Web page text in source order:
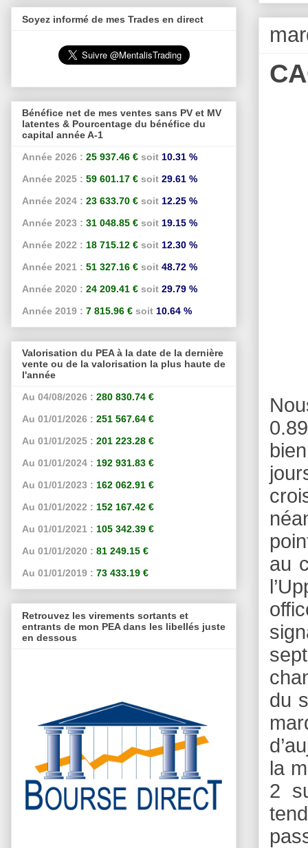
au
du
la
2
Soyez informé de mes Trades en direct
Bénéfice net de mes ventes sans PV et MV
latentes & Pourcentage du bénéfice du
capital année A-1
Année 2026 : 25 937.46 € soit 10.31 %
Année 2025 : 59 601.17 € soit 29.61 %
Année 2024 : 23 633.70 € soit 12.25 %
Année 2023 : 31 048.85 € soit 19.15 %
Année 2022 : 18 715.12 € soit 12.30 %
Année 2021 : 51 327.16 € soit 48.72 %
Année 2020 : 24 209.41 € soit 29.79 %
Année 2019 : 7 815.96 € soit 10.64 %
Valorisation du PEA à la date de la dernière
vente ou de la valorisation la plus haute de
l'année
Au 04/08/2026 : 280 830.74 €
Au 01/01/2026 : 251 567.64 €
Au 01/01/2025 : 201 223.28 €
Au 01/01/2024 : 192 931.83 €
Au 01/01/2023 : 162 062.91 €
Au 01/01/2022 : 152 167.42 €
Au 01/01/2021 : 105 342.39 €
Au 01/01/2020 : 81 249.15 €
Au 01/01/2019 : 73 433.19 €
Retrouvez les virements sortants et
entrants de mon PEA dans les libellés juste
en dessous